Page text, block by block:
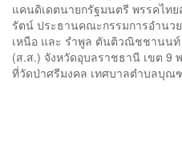
แคนดิเดตนายกรัฐมนตรี พรรคไท
รัตน์ ประธานคณะกรรมการอำนว
เหนือ และ รำพูล ตันติวณิชชานน
(ส.ส.) จังหวัดอุบลราชธานี เขต 9
ที่วัดป่าศรีมงคล เทศบาลตำบลบุณ